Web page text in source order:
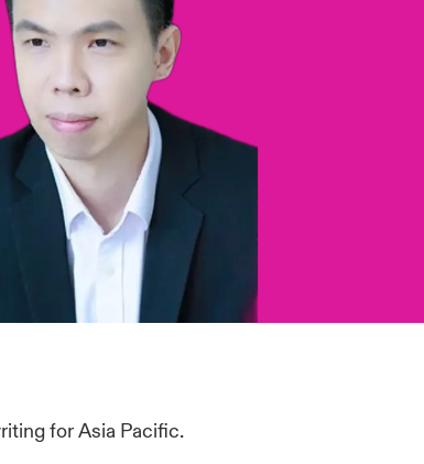
for Asia Pacific.